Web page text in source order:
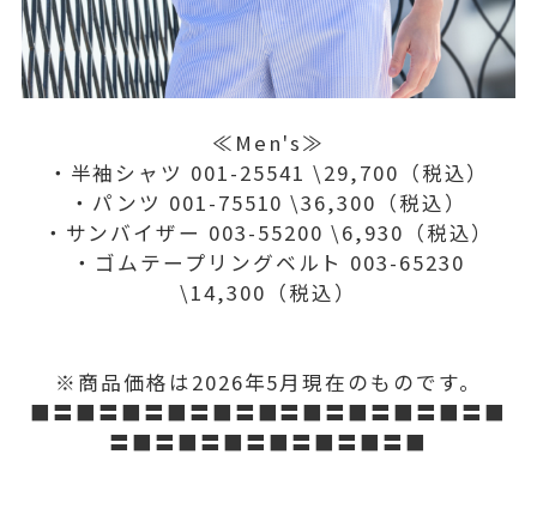
≪Men's≫
・半袖シャツ 001-25541 \29,700（税込）
・パンツ 001-75510 \36,300（税込）
・サンバイザー 003-55200 \6,930（税込）
・ゴムテープリングベルト 003-65230
\14,300（税込）
※商品価格は2026年5月現在のものです。
■〓■〓■〓■〓■〓■〓■〓■〓■〓■〓■
〓■〓■〓■〓■〓■〓■〓■